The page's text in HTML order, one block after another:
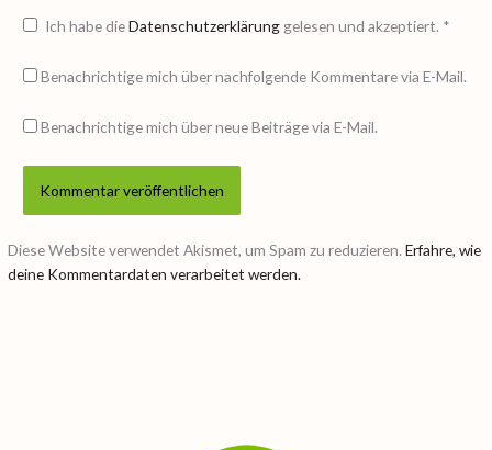
Ich habe dieDatenschutzerklärung gelesen und akzeptiert. *
Benachrichtige mich über nachfolgende Kommentare via E-Mail.
Benachrichtige mich über neue Beiträge via E-Mail.
Diese Website verwendet Akismet, um Spam zu reduzieren.Erfahre, wie
deine Kommentardaten verarbeitet werden.